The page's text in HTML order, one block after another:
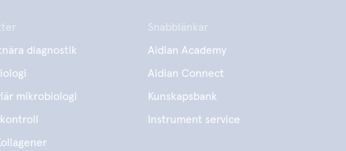
diagnostik
mikrobiologi
Snabblänkar
Aidian Academy
Aidian Connect
Kunskapsbank
Instrument service